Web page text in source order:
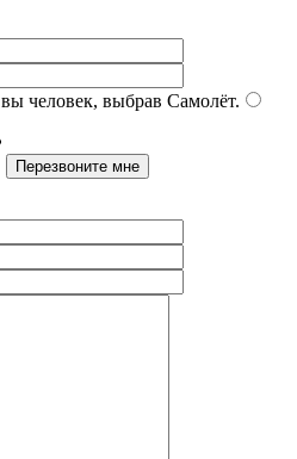
человек, выбрав Самолёт.